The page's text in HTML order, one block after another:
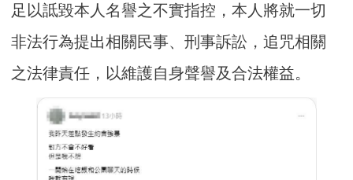
足以詆毀本人名譽之不實指控，本人將就一切
非法行為提出相關民事、刑事訴訟，追咒相關
之法律責任，以維護自身聲譽及合法權益。